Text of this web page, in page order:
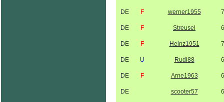
DE F werner1955
DE F Streusel
DE F Heinz1951
DE U Rudi88
DE F Arne1963
DE scooter57